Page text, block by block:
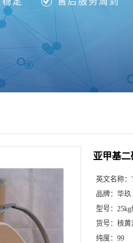
亚甲基
英文名称：
品牌： 华玖
型号：
货号： 核黄
纯度： 99